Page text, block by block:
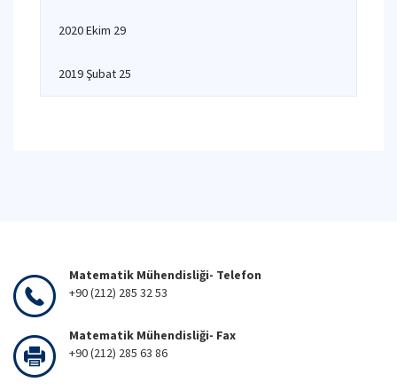
2020 Ekim 29
2019 Şubat 25
Matematik Mühendisliği- Telefon
+90 (212) 285 32 53
Matematik Mühendisliği- Fax
+90 (212) 285 63 86